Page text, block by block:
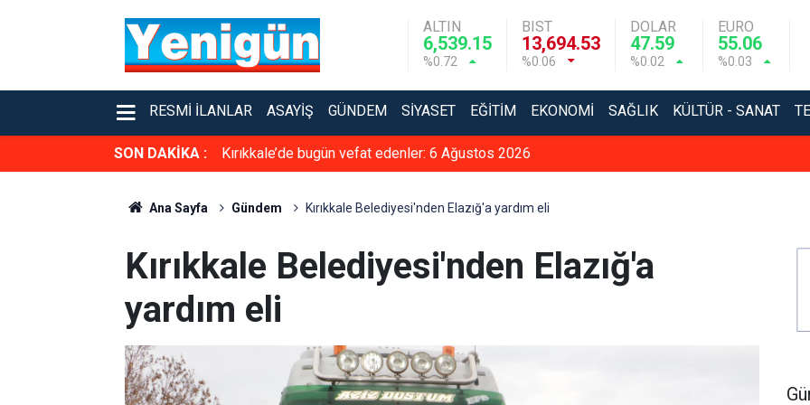
ALTIN
6,539.15
%0.72
BIST
13,694.53
%0.06
DOLAR
47.59
%0.02
EURO
55.06
%0.03
RESMI İLANLAR ASAYIŞ GÜNDEM SIYASET EĞITIM EKONOMI SAĞLIK KÜLTÜR - SANAT
SON DAKİKA : Kırıkkale’de bugün vefat edenler: 6 Ağustos 2026
Ana Sayfa Gündem Kırıkkale Belediyesi'nden Elazığ'a yardım eli
Kırıkkale Belediyesi'nden Elazığ'a
yardım eli